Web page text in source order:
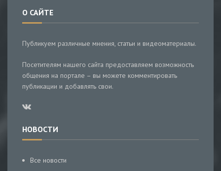
О САЙТЕ
Публикуем различные мнения, статьи и видеоматериалы.
Посетителям нашего сайта предоставляем возможность
общения на портале – вы можете комментировать
публикации и добавлять свои.
НОВОСТИ
Все новости